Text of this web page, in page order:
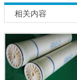
相关内容